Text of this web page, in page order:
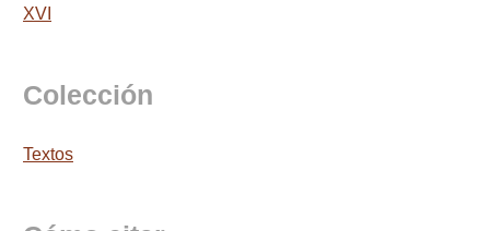
XVI
Colección
Textos